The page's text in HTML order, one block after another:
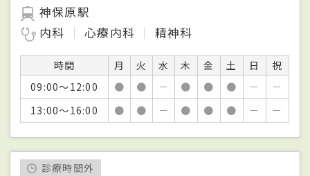
神保原駅
内科
心療内科 精神科
時間 月 火 水 木 金 土 日
祝
09:00～12:00
● ● － ● ● ● －
－
13:00～16:00
● ● － ● ● ● － －
診療時間外